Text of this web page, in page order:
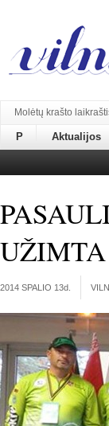
Molėtų krašto
P Aktualijos
2014 SPALIO 13d.